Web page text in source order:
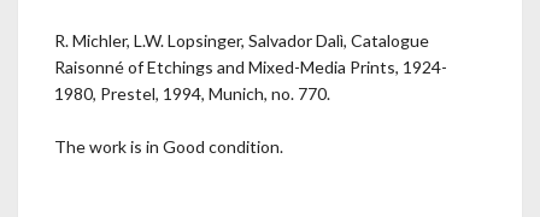
R. Michler, L.W. Lopsinger, Salvador Dalì, Catalogue
Raisonné of Etchings and Mixed-Media Prints, 1924-
1980, Prestel, 1994, Munich, no. 770.
The work is in Good condition.